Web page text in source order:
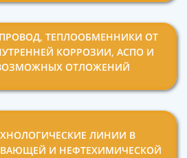
ТЕПЛООБМЕННИКИ ОТ
КОРРОЗИИ, АСПО И
ОТЛОЖЕНИЙ
ЛИНИИ В
И НЕФТЕХИМИЧЕСКОЙ